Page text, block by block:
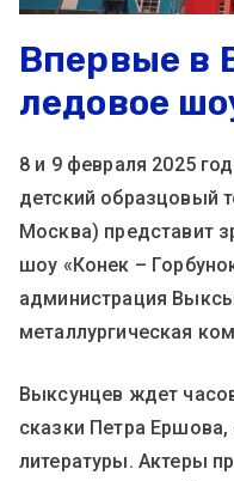
Впервые в
ледовое
8 и 9 февраля 2025
детский образцовый
Москва) представит
шоу «Конек –
администрация
металлургическая
Выксунцев ждет
сказки Петра
литературы. Актеры